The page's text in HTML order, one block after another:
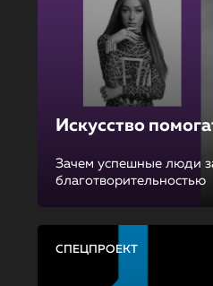
Искусство
Зачем успешные люди
благотворительностью
СПЕЦПРОЕКТ